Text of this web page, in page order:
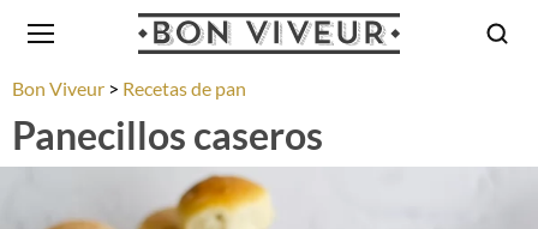
Bon Viveur Recetas de pan
Panecillos caseros